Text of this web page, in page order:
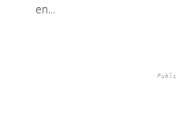
en...